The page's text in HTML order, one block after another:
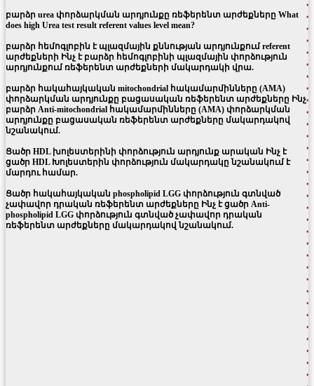
բարձր urea փորձարկման արդյունքը ռեֆերենտ արժեքները What
does high Urea test result referent values level mean?
բարձր հեմոգլոբին է պլազմային քննության արդյունքում referent
արժեքների Ինչ է բարձր հեմոգլոբինի պլազմային փորձություն
արդյունքում ռեֆերենտ արժեքների մակարդակի վրա.
բարձր հակահայկական mitochondrial հակամարմինները (AMA)
փորձարկման արդյունքը բացասական ռեֆերենտ արժեքները Ինչ
բարձր Anti-mitochondrial հակամարմինները (AMA) փորձարկման
արդյունքը բացասական ռեֆերենտ արժեքները մակարդակով
նշանակում.
Ցածր HDL խոլեստերինի փորձություն արդյունք արական Ինչ է
ցածր HDL Խոլեստերին փորձություն մակարդակը նշանակում է
մարդու համար.
Ցածր հակահայկական phospholipid LGG փորձություն գտնված
չափավոր դրական ռեֆերենտ արժեքները Ինչ է ցածր Anti-
phospholipid LGG փորձություն գտնված չափավոր դրական
ռեֆերենտ արժեքները մակարդակով նշանակում.